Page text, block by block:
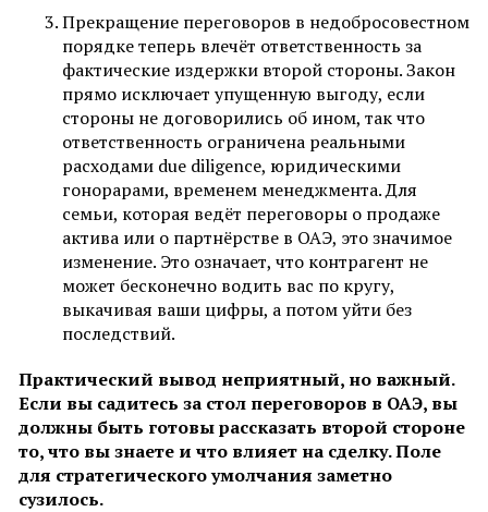
Прекращение переговоров в недобросовестном
порядке теперь влечёт ответственность за
фактические издержки второй стороны. Закон
прямо исключает упущенную выгоду, если
стороны не договорились об ином, так что
ответственность ограничена реальными
расходами due diligence, юридическими
гонорарами, временем менеджмента. Для
семьи, которая ведёт переговоры о продаже
актива или о партнёрстве в ОАЭ, это значимое
изменение. Это означает, что контрагент не
может бесконечно водить вас по кругу,
выкачивая ваши цифры, а потом уйти без
последствий.
Практический вывод неприятный, но важный.
Если вы садитесь за стол переговоров в ОАЭ, вы
должны быть готовы рассказать второй стороне
то, что вы знаете и что влияет на сделку. Поле
для стратегического умолчания заметно
сузилось.